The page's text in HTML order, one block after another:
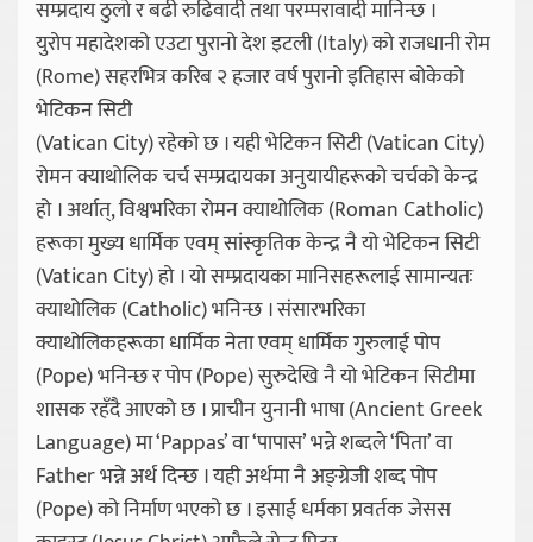
सम्प्रदाय ठुलो र बढी रुढिवादी तथा परम्परावादी मानिन्छ ।
युरोप महादेशको एउटा पुरानो देश इटली (Italy) को राजधानी रोम
(Rome) सहरभित्र करिब २ हजार वर्ष पुरानो इतिहास बोकेको
भेटिकन सिटी
(Vatican City) रहेको छ । यही भेटिकन सिटी (Vatican City)
रोमन क्याथोलिक चर्च सम्प्रदायका अनुयायीहरूको चर्चको केन्द्र
हो । अर्थात्, विश्वभरिका रोमन क्याथोलिक (Roman Catholic)
हरूका मुख्य धार्मिक एवम् सांस्कृतिक केन्द्र नै यो भेटिकन सिटी
(Vatican City) हो । यो सम्प्रदायका मानिसहरूलाई सामान्यतः
क्याथोलिक (Catholic) भनिन्छ । संसारभरिका
क्याथोलिकहरूका धार्मिक नेता एवम् धार्मिक गुरुलाई पोप
(Pope) भनिन्छ र पोप (Pope) सुरुदेखि नै यो भेटिकन सिटीमा
शासक रहँदै आएको छ । प्राचीन युनानी भाषा (Ancient Greek
Language) मा ‘Pappas’ वा ‘पापास’ भन्ने शब्दले ‘पिता’ वा
Father भन्ने अर्थ दिन्छ । यही अर्थमा नै अङ्ग्रेजी शब्द पोप
(Pope) को निर्माण भएको छ । इसाई धर्मका प्रवर्तक जेसस